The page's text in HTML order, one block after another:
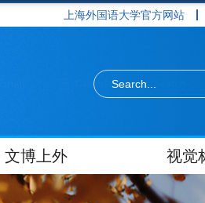
上海外国语大学官方网站
文博上外 视觉